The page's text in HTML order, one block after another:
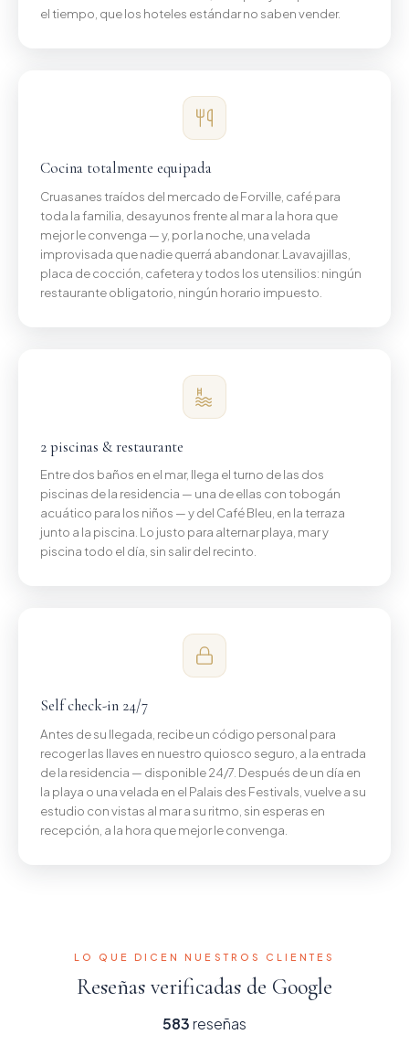
el tiempo, que los hoteles estándar no saben vender.
Cocina totalmente equipada
Cruasanes traídos del mercado de Forville, café para
toda la familia, desayunos frente al mar a la hora que
mejor le convenga — y, por la noche, una velada
improvisada que nadie querrá abandonar. Lavavajillas,
placa de cocción, cafetera y todos los utensilios: ningún
restaurante obligatorio, ningún horario impuesto.
2 piscinas & restaurante
Entre dos baños en el mar, llega el turno de las dos
piscinas de la residencia — una de ellas con tobogán
acuático para los niños — y del Café Bleu, en la terraza
junto a la piscina. Lo justo para alternar playa, mar y
piscina todo el día, sin salir del recinto.
Self check-in 24/7
Antes de su llegada, recibe un código personal para
recoger las llaves en nuestro quiosco seguro, a la entrada
de la residencia — disponible 24/7. Después de un día en
la playa o una velada en el Palais des Festivals, vuelve a su
estudio con vistas al mar a su ritmo, sin esperas en
recepción, a la hora que mejor le convenga.
LO QUE DICEN NUESTROS CLIENTES
Reseñas verificadas de Google
583reseñas